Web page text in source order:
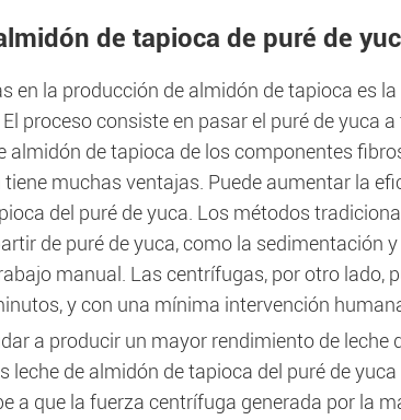
de tapioca de puré de
en la producción de almidón de tapioca es
proceso consiste en pasar el puré de yuca
almidón de tapioca de los componentes
muchas ventajas. Puede aumentar la
del puré de yuca. Los métodos
de puré de yuca, como la sedimentación
manual. Las centrífugas, por otro lado,
y con una mínima intervención
a producir un mayor rendimiento de leche
de almidón de tapioca del puré de
a que la fuerza centrífuga generada por la